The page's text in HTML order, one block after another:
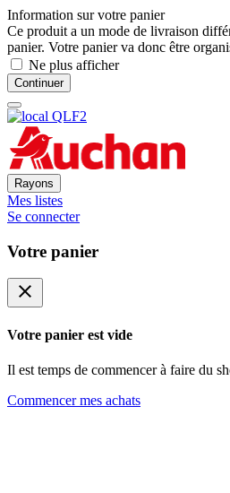
Information sur votre panier
Ce produit a un mode de livraison
panier. Votre panier va donc être
Ne plus afficher
Continuer
Rayons
Mes listes
Se connecter
Votre panier
close
Votre panier est vide
Il est temps de commencer à faire du
Commencer mes achats